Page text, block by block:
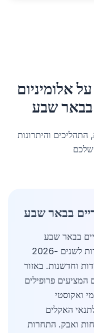
אלומיניום
בבאר שבע
והיתרונות
שלכם
בבאר שבע
בבאר שבע
ובאזור הדרום מציג מגמות ברורות לשנים 2026-
וחדשנות. באזור
המציעים פרופילים
ואקוסטי
האקלים
ואבק. התחרות